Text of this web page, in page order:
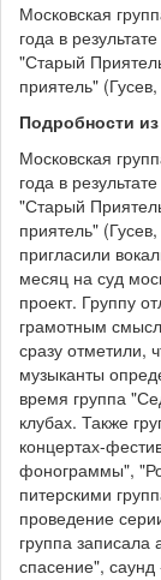
Московская
года в
"Старый
приятель"
Подробности
Московская
года в
"Старый
приятель"
пригласили
месяц на суд
проект. Группу
грамотным
сразу отметили,
музыканты
время группа
клубах. Также
концертах-
фонограммы",
питерскими
проведение
группа
спасение",